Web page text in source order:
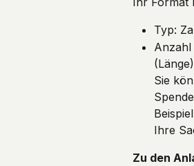
Typ:
Anzahl
Sie
Ihre
Zu den